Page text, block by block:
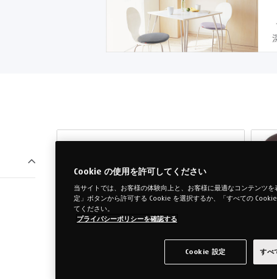
Cookie の使用を許可してください
当サイトでは、お客様の体験向上と、お客様に最適なコンテンツ
定」ボタンから許可する Cookie を選択するか、「すべての
てください。
プライバシーポリシーを確認する
Cookie 設定 すべ